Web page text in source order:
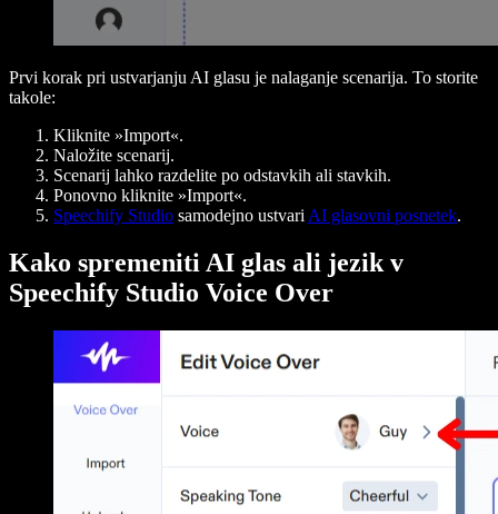
Prvi korak pri ustvarjanju AI glasu je nalaganje scenarija. To storite
takole:
Kliknite »Import«.
Naložite scenarij.
Scenarij lahko razdelite po odstavkih ali stavkih.
Ponovno kliknite »Import«.
Speechify Studio samodejno ustvari AI glasovni posnetek.
Kako spremeniti AI glas ali jezik v
Speechify Studio Voice Over